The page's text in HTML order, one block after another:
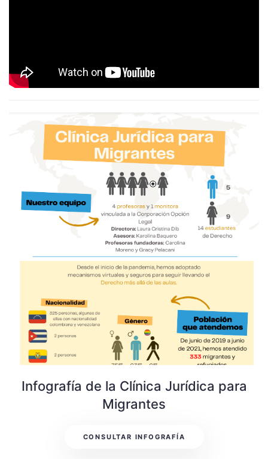
Infografía de la Clínica Jurídica para
Migrantes
CONSULTAR INFOGRAFÍA